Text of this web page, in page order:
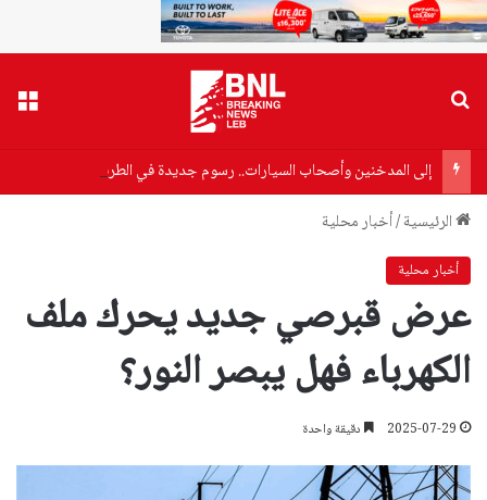
إلى المدخنين وأصحاب السيارات.. رسوم جديدة في الطريق
الرئيسية/أخبار محلية
أخبار محلية
عرض قبرصي جديد يحرك ملف
الكهرباء فهل يبصر النور؟
2025-07-29 دقيقة واحدة